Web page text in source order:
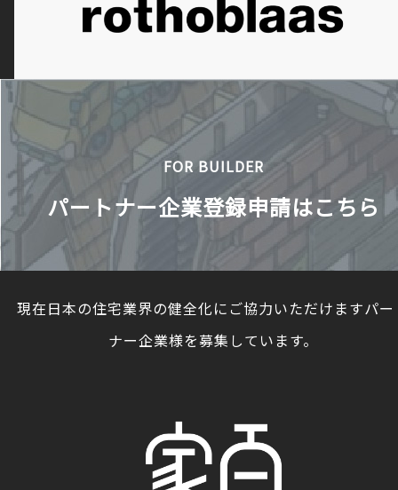
FOR BUILDER
パートナー企業登録申請はこちら
現在日本の住宅業界の健全化にご協力いただけますパ
ナー企業様を募集しています。